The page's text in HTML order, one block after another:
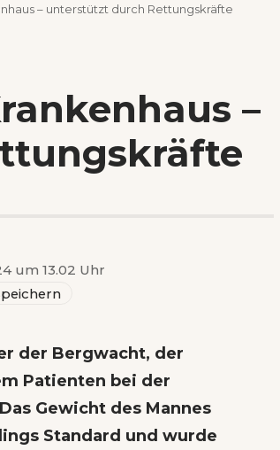
– unterstützt durch Rettungskräfte
–
um 13.02 Uhr
der Bergwacht, der
Patienten bei der
Gewicht des Mannes
Standard und wurde